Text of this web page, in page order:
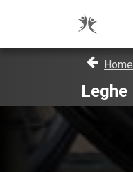
Home
Leghe